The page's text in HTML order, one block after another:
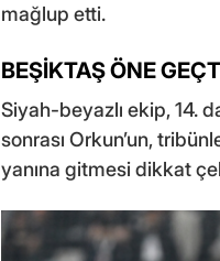
mağlup etti.
BEŞİKTAŞ ÖNE
Siyah-beyazlı ekip, 14.
sonrası Orkun’un,
yanına gitmesi dikkat